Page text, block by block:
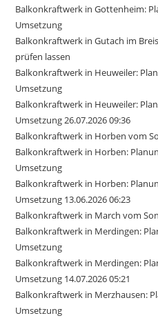
Balkonkraftwerk in Gottenheim:
Umsetzung
Balkonkraftwerk in Gutach im
prüfen lassen
Balkonkraftwerk in Heuweiler:
Umsetzung
Balkonkraftwerk in Heuweiler:
Umsetzung 26.07.2026 09:36
Balkonkraftwerk in Horben vom
Balkonkraftwerk in Horben:
Umsetzung
Balkonkraftwerk in Horben:
Umsetzung 13.06.2026 06:23
Balkonkraftwerk in March vom
Balkonkraftwerk in Merdingen:
Umsetzung
Balkonkraftwerk in Merdingen:
Umsetzung 14.07.2026 05:21
Balkonkraftwerk in Merzhausen:
Umsetzung